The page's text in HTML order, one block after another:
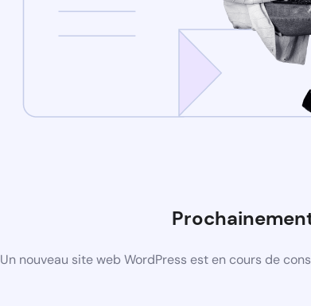
Un nouveau site web WordPress est en cours de